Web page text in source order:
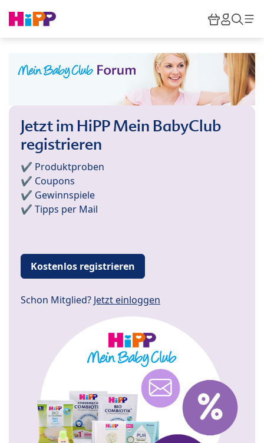
HiPP
Jetzt im HiPP Mein BabyClub
registrieren
✔️ Produktproben
✔️ Coupons
✔️ Gewinnspiele
✔️ Tipps per Mail
Kostenlos registrieren
Schon Mitglied? Jetzt einloggen